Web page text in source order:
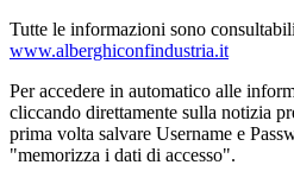
Tutte le informazioni sono
www.alberghiconfindustria.it
Per accedere in automatico alle
cliccando direttamente sulla notizia
prima volta salvare Username e
"memorizza i dati di accesso".